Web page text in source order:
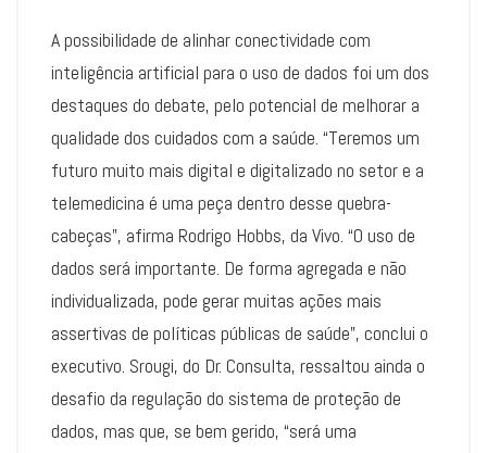
A possibilidade de alinhar conectividade com
inteligência artificial para o uso de dados foi um dos
destaques do debate, pelo potencial de melhorar a
qualidade dos cuidados com a saúde. “Teremos um
futuro muito mais digital e digitalizado no setor e a
telemedicina é uma peça dentro desse quebra-
cabeças”, afirma Rodrigo Hobbs, da Vivo. “O uso de
dados será importante. De forma agregada e não
individualizada, pode gerar muitas ações mais
assertivas de políticas públicas de saúde”, conclui o
executivo. Srougi, do Dr. Consulta, ressaltou ainda o
desafio da regulação do sistema de proteção de
dados, mas que, se bem gerido, “será uma